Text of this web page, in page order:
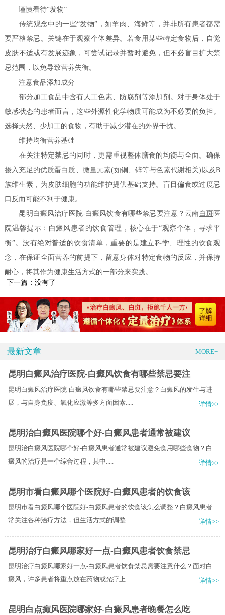
谨慎看待“发物”
传统观念中的一些“发物”，如羊肉、海鲜等，并非所有患者都需
要严格禁忌。关键在于观察个体差异。若食用某些特定食物后，自觉
皮肤不适或有发展迹象，可尝试记录并暂时避免，但不必盲目扩大禁
忌范围，以免导致营养失衡。
注意食品添加成分
部分加工食品中含有人工色素、防腐剂等添加剂。对于身体处于
敏感状态的患者而言，这些外源性化学物质可能成为不必要的负担。
选择天然、少加工的食物，有助于减少潜在的外界干扰。
维持均衡营养基础
在关注特定禁忌的同时，更需重视整体膳食的均衡与全面。确保
摄入充足的优质蛋白质、微量元素(如铜、锌等与色素代谢相关)以及B
族维生素，为皮肤细胞的功能维护提供基础支持。盲目偏食或过度忌
口反而可能不利于健康。
昆明白癜风治疗医院-白癜风饮食有哪些禁忌要注意？云南白斑 医
院温馨提示：白癜风患者的饮食管理，核心在于“观察个体，寻求平
衡”。没有绝对普适的饮食清单，重要的是建立科学、理性的饮食观
念，在保证全面营养的前提下，留意身体对特定食物的反应，并保持
耐心，将其作为健康生活方式的一部分来实践。
下一篇：没有了
最新文章 MORE+
昆明白癜风治疗医院-白癜风饮食有哪些禁忌要注
昆明白癜风治疗医院-白癜风饮食有哪些禁忌要注意？白癜风的发生与进
展，与自身免疫、氧化应激等多方面因素.....
详情>>
昆明治白癜风医院哪个好-白癜风患者通常被建议
昆明治白癜风医院哪个好-白癜风患者通常被建议避免食用哪些食物？​白
癜风的治疗是一个综合过程，其中.....
详情>>
昆明市看白癜风哪个医院好-白癜风患者的饮食该
昆明市看白癜风哪个医院好-白癜风患者的饮食该怎么调整？白癜风患者
常关注各种治疗方法，但生活方式的调整.....
详情>>
昆明治疗白癜风哪家好一点-白癜风患者饮食禁忌
昆明治疗白癜风哪家好一点-白癜风患者饮食禁忌需要注意什么？面对白
癜风，许多患者将重点放在药物或光疗上.....
详情>>
昆明白点癫风医院哪家好-白癜风患者晚餐怎么吃